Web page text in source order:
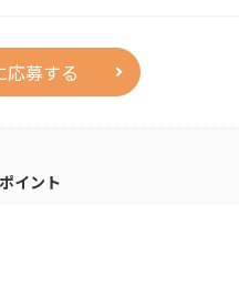
応募する
イント